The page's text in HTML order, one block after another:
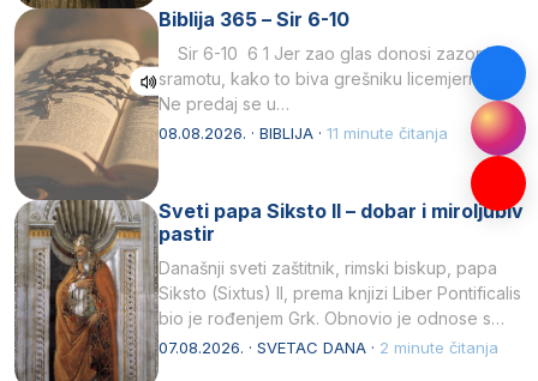
Biblija 365 – Sir 6-10
Sir 6-10 6 1 Jer zao glas donosi zazor i
sramotu, kako to biva grešniku licemjernom.2
Ne predaj se u…
08.08.2026. · BIBLIJA · 11 minute čitanja
Sveti papa Siksto II – dobar i miroljubiv
pastir
Današnji sveti zaštitnik, rimski biskup, papa
Siksto (Sixtus) II, prema knjizi Liber Pontificalis
bio je rođenjem Grk. Obnovio je odnose s
afričkim…
07.08.2026. · SVETAC DANA · 2 minute čitanja